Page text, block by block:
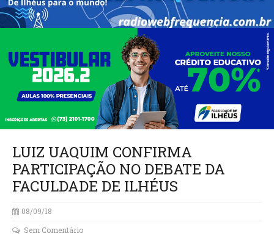
LUIZ UAQUIM CONFIRMA
PARTICIPAÇÃO NO DEBATE DA
FACULDADE DE ILHÉUS
08/09/18
Sem Comentário